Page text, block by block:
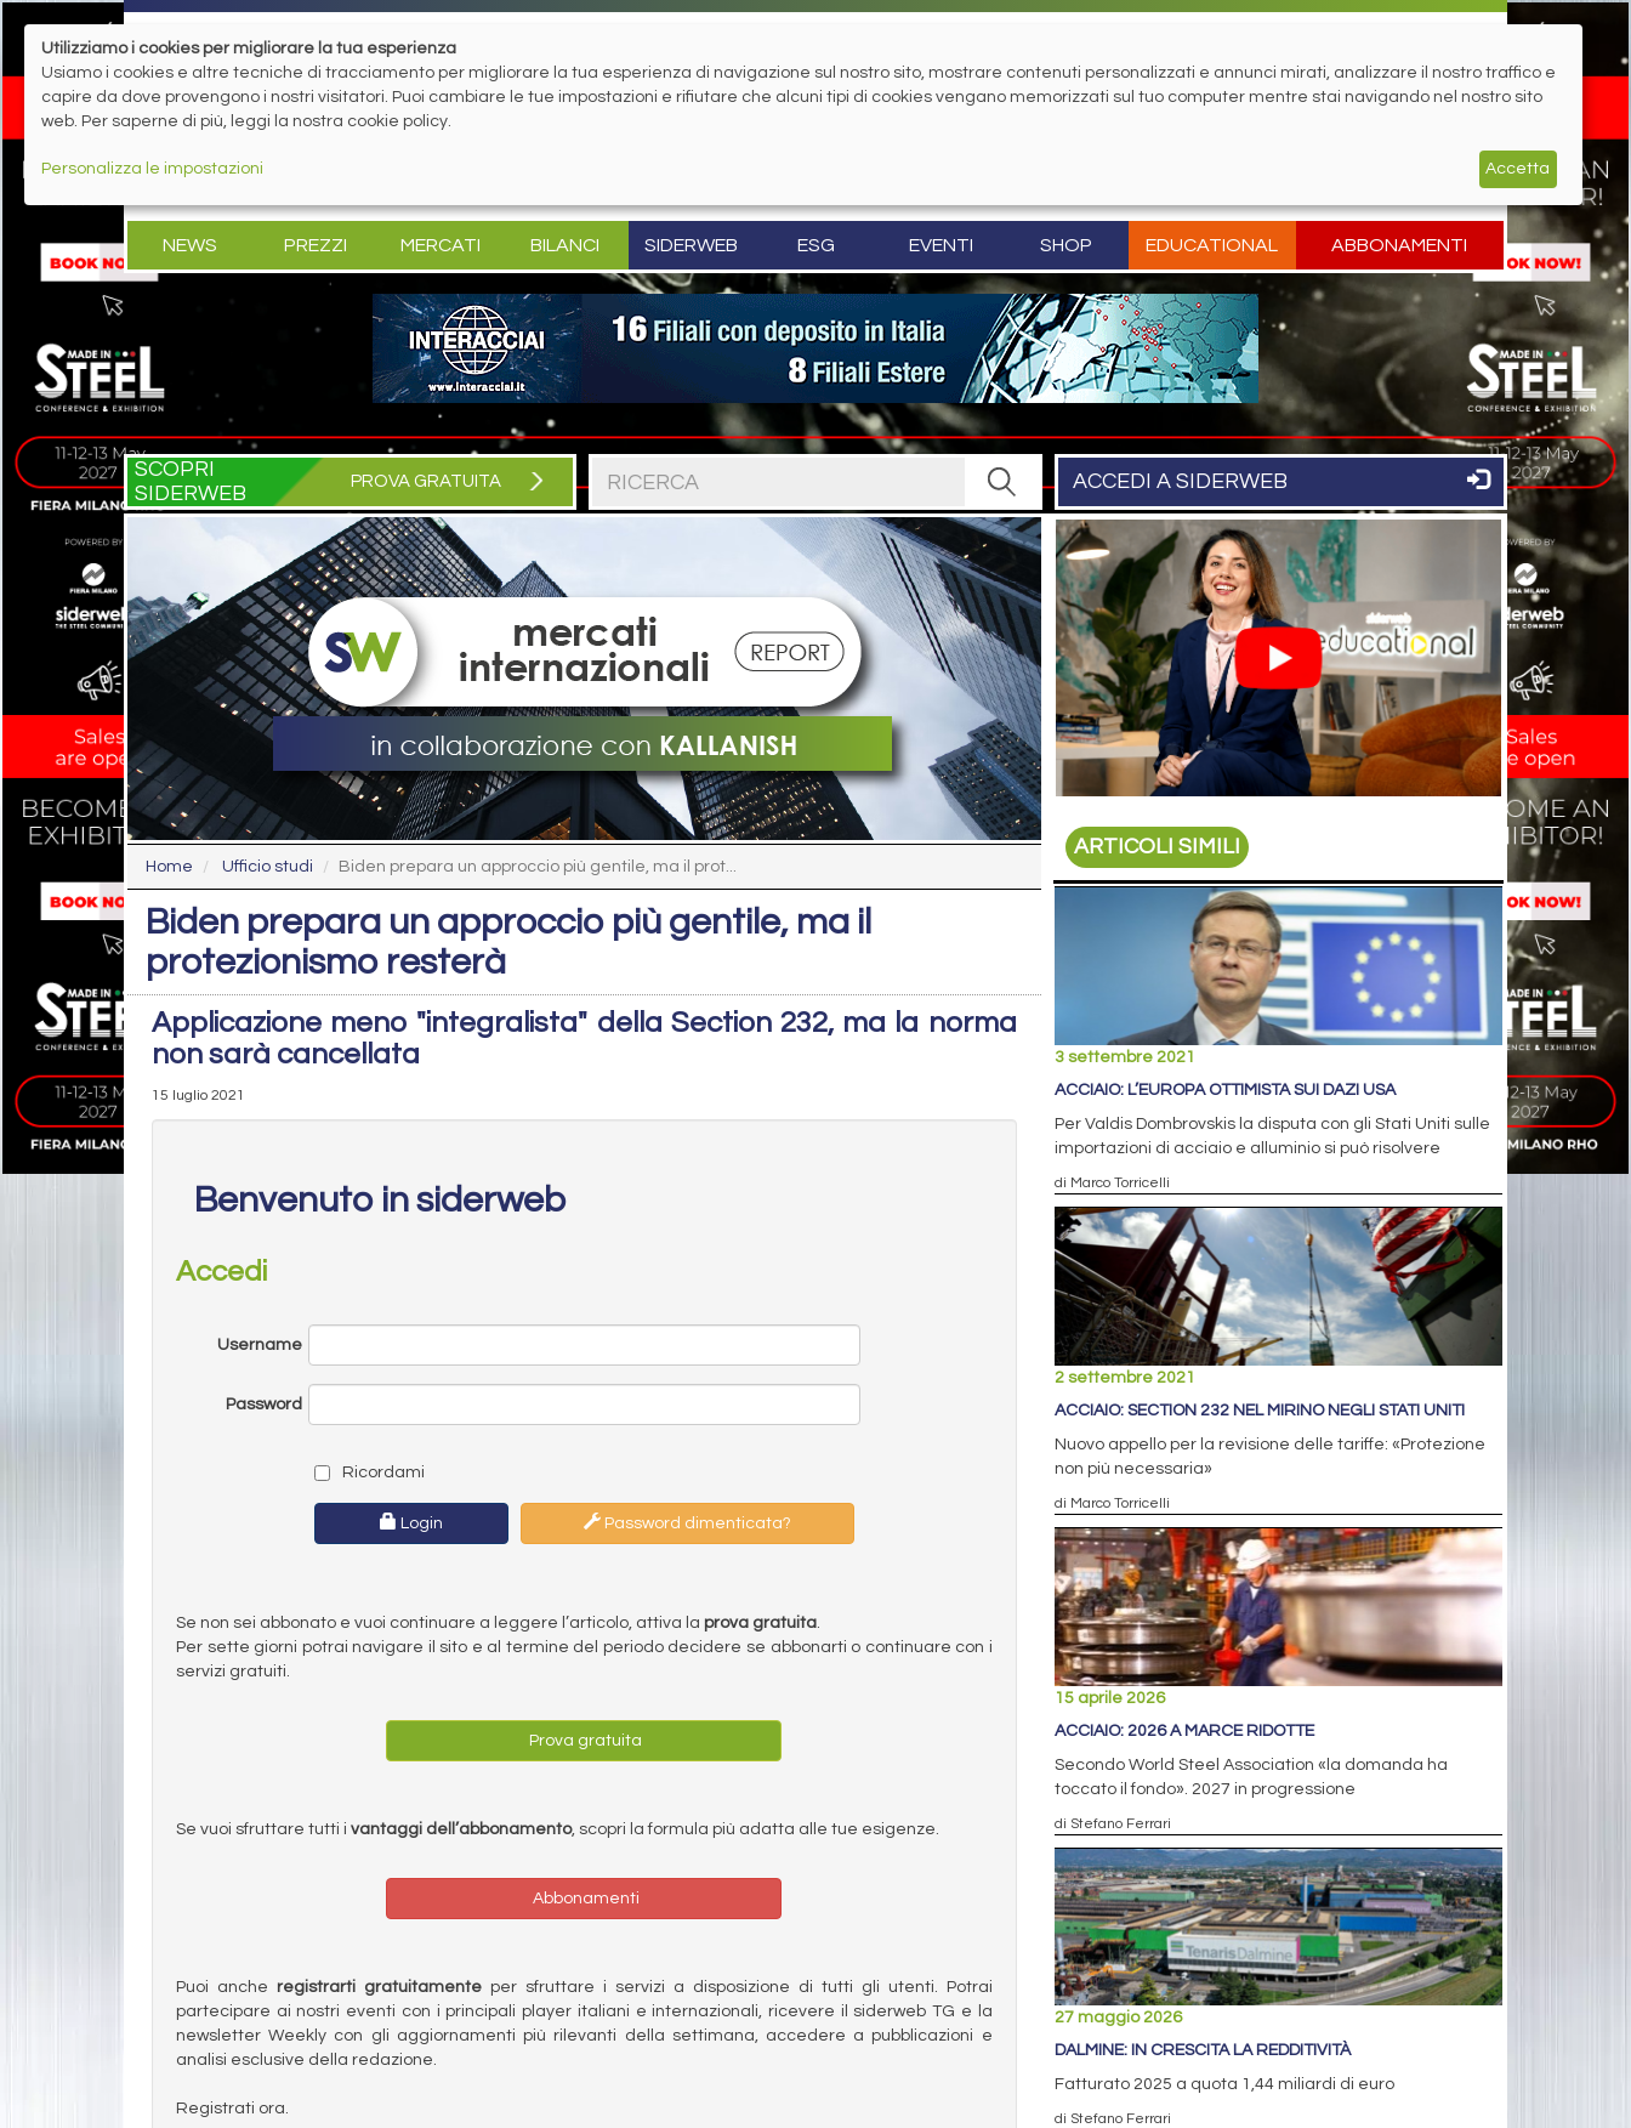
NEWS PREZZI MERCATI BILANCI SIDERWEB ESG EVENTI SHOP EDUCATIONAL ABBONAMENTI
SCOPRI
SIDERWEB
PROVA GRATUITA ACCEDI A SIDERWEB
Home Ufficio studi Biden prepara un approccio più gentile, ma il prot...
Biden prepara un approccio più gentile, ma il
protezionismo resterà
Applicazione meno "integralista" della Section 232, ma la norma
non sarà cancellata
15 luglio 2021
Benvenuto in siderweb
Accedi
Username
Password
Ricordami
Login Password dimenticata?
Se non sei abbonato e vuoi continuare a leggere l’articolo, attiva la prova gratuita.
Per sette giorni potrai navigare il sito e al termine del periodo decidere se abbonarti o continuare con i
servizi gratuiti.
Prova gratuita
Se vuoi sfruttare tutti i vantaggi dell’abbonamento, scopri la formula più adatta alle tue esigenze.
Abbonamenti
Puoi anche registrarti gratuitamenteper sfruttare i servizi a disposizione di tutti gli utenti. Potrai
partecipare ai nostri eventi con i principali player italiani e internazionali, ricevere il siderweb TG e la
newsletter Weekly con gli aggiornamenti più rilevanti della settimana, accedere a pubblicazioni e
analisi esclusive della redazione.
Registrati ora.
ARTICOLI SIMILI
3 settembre 2021
ACCIAIO: L’EUROPA OTTIMISTA SUI DAZI USA
Per Valdis Dombrovskis la disputa con gli Stati Uniti sulle
importazioni di acciaio e alluminio si può risolvere
di Marco Torricelli
2 settembre 2021
ACCIAIO: SECTION 232 NEL MIRINO NEGLI STATI UNITI
Nuovo appello per la revisione delle tariffe: «Protezione
non più necessaria»
di Marco Torricelli
15 aprile 2026
ACCIAIO: 2026 A MARCE RIDOTTE
Secondo World Steel Association «la domanda ha
toccato il fondo». 2027 in progressione
di Stefano Ferrari
27 maggio 2026
DALMINE: IN CRESCITA LA REDDITIVITÀ
Fatturato 2025 a quota 1,44 miliardi di euro
di Stefano Ferrari
Utilizziamo i cookies per migliorare la tua esperienza
Usiamo i cookies e altre tecniche di tracciamento per migliorare la tua esperienza di navigazione sul nostro sito, mostrare contenuti personalizzati e annunci mirati, analizzare il nostro traffico e
capire da dove provengono i nostri visitatori. Puoi cambiare le tue impostazioni e rifiutare che alcuni tipi di cookies vengano memorizzati sul tuo computer mentre stai navigando nel nostro sito
web. Per saperne di più, leggi la nostra cookie policy.
Personalizza le impostazioni Accetta